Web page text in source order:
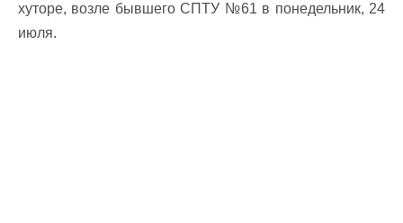
хуторе, возле бывшего СПТУ №61 в понедельник, 24
июля.